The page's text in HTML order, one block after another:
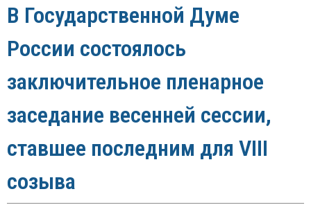
В Государственной Думе
России состоялось
заключительное пленарное
заседание весенней сессии,
ставшее последним для VIII
созыва